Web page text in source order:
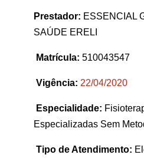
Prestador: ESSENCIAL
SAÚDE ERELI
Matrícula: 510043547
Vigência: 22/04/2020
Especialidade:
Especializadas Sem
Tipo de Atendimento: